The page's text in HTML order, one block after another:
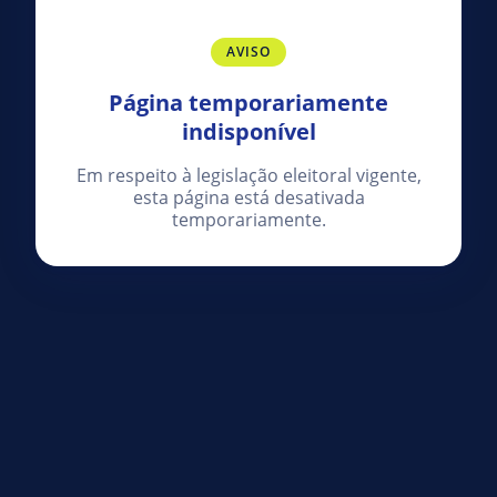
AVISO
Página temporariamente
indisponível
Em respeito à legislação eleitoral vigente,
esta página está desativada
temporariamente.